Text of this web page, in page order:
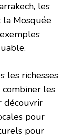
les
la Mosquée
les richesses
combiner les
découvrir
pour
pour